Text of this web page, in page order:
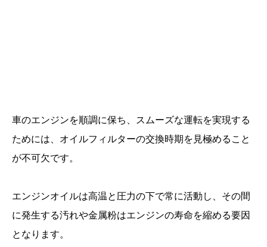
車のエンジンを順調に保ち、スムーズな運転を実現する
ためには、オイルフィルターの交換時期を見極めること
が不可欠です。
エンジンオイルは高温と圧力の下で常に活動し、その間
に発生する汚れや金属粉はエンジンの寿命を縮める要因
となります。